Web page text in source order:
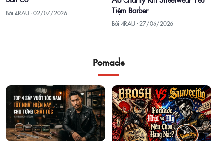
Bởi 4RAU ·02/07/2026
Tiệm Barber
Bởi 4RAU · 27/06/2026
Pomade